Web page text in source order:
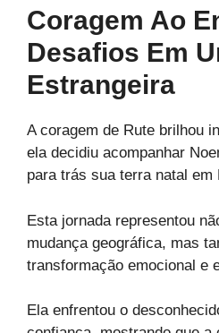
Coragem Ao
Desafios Em
Estrangeira
A coragem de Rute brilhou
ela decidiu acompanhar
para trás sua terra natal em
Esta jornada representou
mudança geográfica, mas
transformação emocional e
Ela enfrentou o